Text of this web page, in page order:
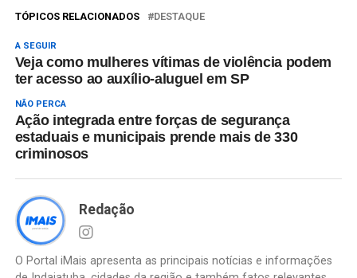
TÓPICOS RELACIONADOS DESTAQUE
A SEGUIR
Veja como mulheres vítimas de violência podem
ter acesso ao auxílio-aluguel em SP
NÃO PERCA
Ação integrada entre forças de segurança
estaduais e municipais prende mais de 330
criminosos
Redação
O Portal iMais apresenta as principais notícias e informações